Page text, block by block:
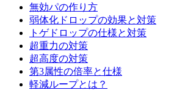
無効パの作り方
弱体化ドロップの効果と対策
トゲドロップの仕様と対策
超重力の対策
超高度の対策
第3属性の倍率と仕様
軽減ループとは？